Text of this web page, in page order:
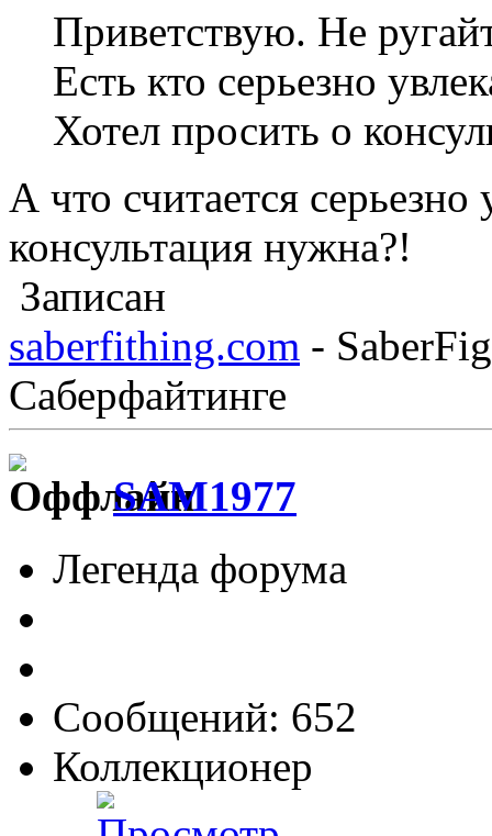
Приветствую. Не
Есть кто серьезно
Хотел просить о
А что считается серьезно
консультация нужна?!
Записан
saberfithing.com -
Саберфайтинге
SAM1977
Легенда форума
Сообщений: 652
Коллекционер